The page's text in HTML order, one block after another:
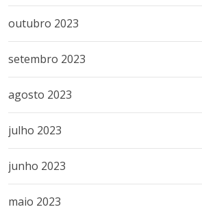
outubro 2023
setembro 2023
agosto 2023
julho 2023
junho 2023
maio 2023